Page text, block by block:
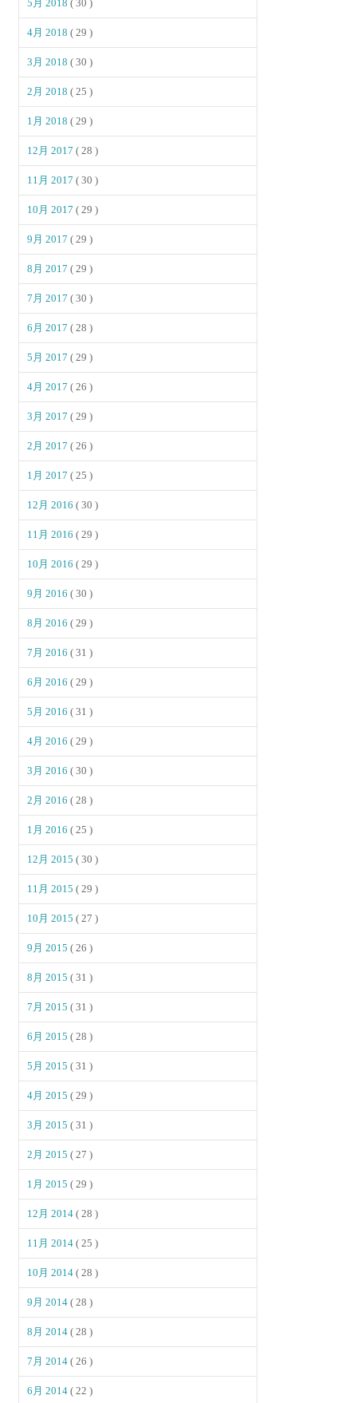
5月 2018( 30 )
4月 2018( 29 )
3月 2018( 30 )
2月 2018( 25 )
1月 2018( 29 )
12月 2017( 28 )
11月 2017( 30 )
10月 2017( 29 )
9月 2017( 29 )
8月 2017( 29 )
7月 2017( 30 )
6月 2017( 28 )
5月 2017( 29 )
4月 2017( 26 )
3月 2017( 29 )
2月 2017( 26 )
1月 2017( 25 )
12月 2016( 30 )
11月 2016( 29 )
10月 2016( 29 )
9月 2016( 30 )
8月 2016( 29 )
7月 2016( 31 )
6月 2016( 29 )
5月 2016( 31 )
4月 2016( 29 )
3月 2016( 30 )
2月 2016( 28 )
1月 2016( 25 )
12月 2015( 30 )
11月 2015( 29 )
10月 2015( 27 )
9月 2015( 26 )
8月 2015( 31 )
7月 2015( 31 )
6月 2015( 28 )
5月 2015( 31 )
4月 2015( 29 )
3月 2015( 31 )
2月 2015( 27 )
1月 2015( 29 )
12月 2014( 28 )
11月 2014( 25 )
10月 2014( 28 )
9月 2014( 28 )
8月 2014( 28 )
7月 2014( 26 )
6月 2014( 22 )